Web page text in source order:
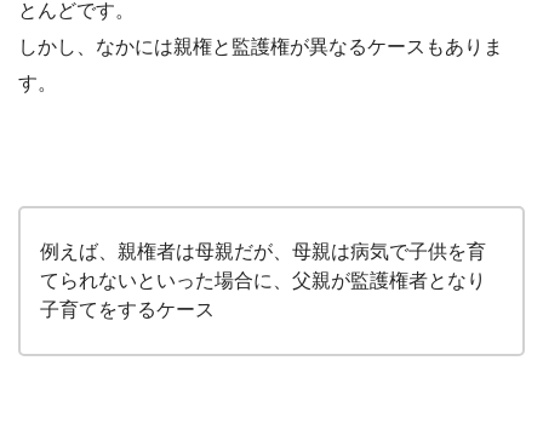
とんどです。
しかし、なかには親権と監護権が異なるケースもありま
す。
例えば、親権者は母親だが、母親は病気で子供を育
てられないといった場合に、父親が監護権者となり
子育てをするケース